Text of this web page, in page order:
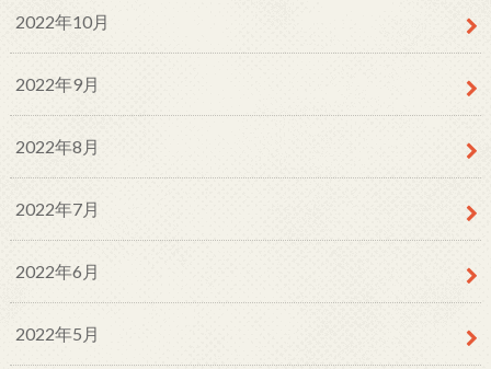
2022年10月
2022年9月
2022年8月
2022年7月
2022年6月
2022年5月